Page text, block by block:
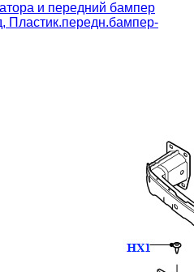
и передний бампер
Пластик.передн.бампер-